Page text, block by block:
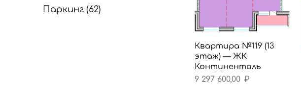
Квартира №119 (13
этаж) — ЖК
Континенталь
9 297 600,00 ₽
Паркинг 62